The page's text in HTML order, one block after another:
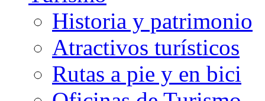
Historia y patrimonio
Atractivos turísticos
Rutas a pie y en bici